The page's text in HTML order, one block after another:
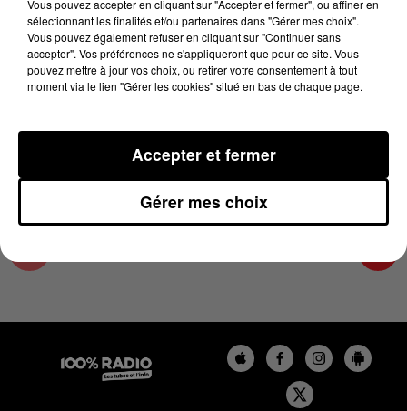
23 avril 2024 - 4 min 25 sec
LES INFOS DU GRAND TOULOUSE DU
23/04/2024 À 07H00
Podcasts infos du grand Toulouse
Vous pouvez accepter en cliquant sur "Accepter et fermer", ou affiner en
sélectionnant les finalités et/ou partenaires dans "Gérer mes choix".
Vous pouvez également refuser en cliquant sur "Continuer sans
accepter". Vos préférences ne s'appliqueront que pour ce site. Vous
pouvez mettre à jour vos choix, ou retirer votre consentement à tout
moment via le lien "Gérer les cookies" situé en bas de chaque page.
Gérer mes choix
Accepter et fermer